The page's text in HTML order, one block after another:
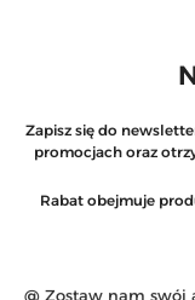
Zapisz się do
promocjach oraz
Rabat obejmuje